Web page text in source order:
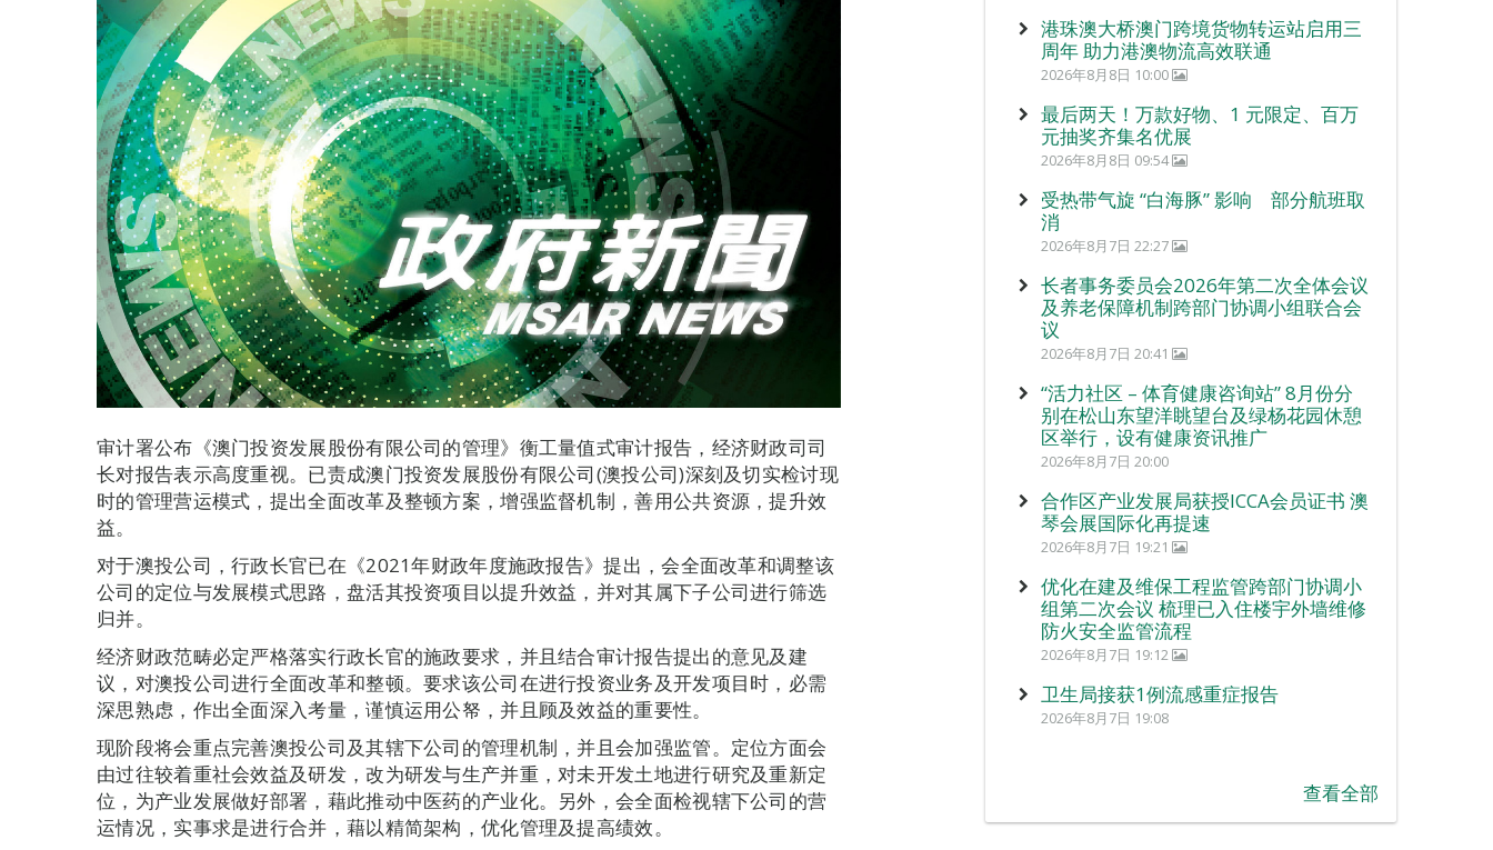
审计署公布《澳门投资发展股份有限公司的管理》衡工量值式审计报告，经济财政司司
长对报告表示高度重视。已责成澳门投资发展股份有限公司(澳投公司)深刻及切实检讨现
时的管理营运模式，提出全面改革及整顿方案，增强监督机制，善用公共资源，提升效
益。
对于澳投公司，行政长官已在《2021年财政年度施政报告》提出，会全面改革和调整该
公司的定位与发展模式思路，盘活其投资项目以提升效益，并对其属下子公司进行筛选
归并。
经济财政范畴必定严格落实行政长官的施政要求，并且结合审计报告提出的意见及建
议，对澳投公司进行全面改革和整顿。要求该公司在进行投资业务及开发项目时，必需
深思熟虑，作出全面深入考量，谨慎运用公帑，并且顾及效益的重要性。
现阶段将会重点完善澳投公司及其辖下公司的管理机制，并且会加强监管。定位方面会
由过往较着重社会效益及研发，改为研发与生产并重，对未开发土地进行研究及重新定
位，为产业发展做好部署，藉此推动中医药的产业化。另外，会全面检视辖下公司的营
运情况，实事求是进行合并，藉以精简架构，优化管理及提高绩效。
港珠澳大桥澳门跨境货物转运站启用三
周年 助力港澳物流高效联通
2026年8月8日 10:00
最后两天！万款好物、1 元限定、百万
元抽奖齐集名优展
2026年8月8日 09:54
受热带气旋 “白海豚” 影响 部分航班取
消
2026年8月7日 22:27
长者事务委员会2026年第二次全体会议
及养老保障机制跨部门协调小组联合会
议
2026年8月7日 20:41
“活力社区 – 体育健康咨询站” 8月份分
别在松山东望洋眺望台及绿杨花园休憩
区举行，设有健康资讯推广
2026年8月7日 20:00
合作区产业发展局获授ICCA会员证书 澳
琴会展国际化再提速
2026年8月7日 19:21
优化在建及维保工程监管跨部门协调小
组第二次会议 梳理已入住楼宇外墙维修
防火安全监管流程
2026年8月7日 19:12
卫生局接获1例流感重症报告
2026年8月7日 19:08
查看全部